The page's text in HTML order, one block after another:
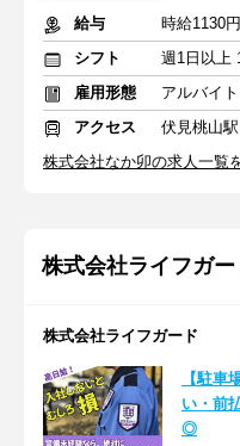
給与
時給1130
シフト
週1日以上
雇用形態
アルバイ
アクセス
伏見桃山
株式会社なか卯の求人一覧
株式会社ライフガー
株式会社ライフガード
【駐
い・前
◎